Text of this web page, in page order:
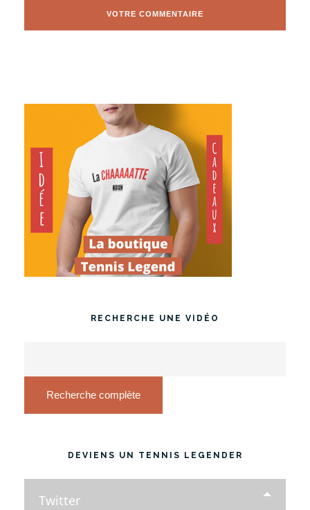
RECHERCHE UNE VIDÉO
Recherche complète
DEVIENS UN TENNIS LEGENDER
Twitter